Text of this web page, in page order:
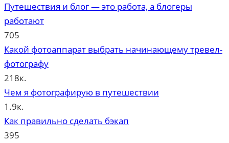
Путешествия и блог — это работа, а блогеры
работают
705
Какой фотоаппарат выбрать начинающему тревел-
фотографу
218к.
Чем я фотографирую в путешествии
1.9к.
Как правильно сделать бэкап
395